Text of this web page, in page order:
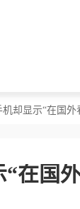
却显示“在国
在国